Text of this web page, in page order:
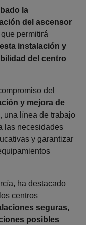
la
del ascensor
permitirá
instalación y
del centro
del
y mejora de
, una línea de trabajo
las necesidades
y garantizar
ha destacado
centros
seguras,
posibles